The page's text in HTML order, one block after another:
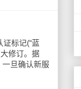
标记(“蓝
修订。据
旦确认新服